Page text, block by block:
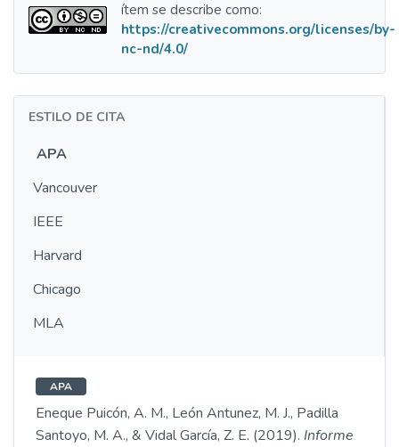
ítem se describe como:
https://creativecommons.org/licenses/by-
nc-nd/4.0/
ESTILO DE CITA
APA
Vancouver
IEEE
Harvard
Chicago
MLA
APA
Eneque Puicón, A. M., León Antunez, M. J., Padilla
Santoyo, M. A., & Vidal García, Z. E. (2019). Informe